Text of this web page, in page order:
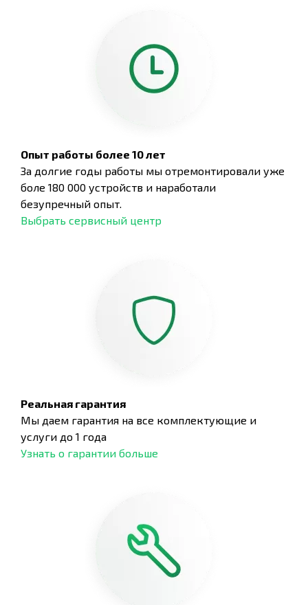
Опыт работы более 10 лет
За долгие годы работы мы отремонтировали уже
боле 180 000 устройств и наработали
безупречный опыт.
Выбрать сервисный центр
Реальная гарантия
Мы даем гарантия на все комплектующие и
услуги до 1 года
Узнать о гарантии больше